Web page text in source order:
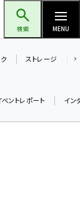
検索 MENU
の絆～ (2329)
ト集！ (2050)
ストレージ
ベントレポート イン